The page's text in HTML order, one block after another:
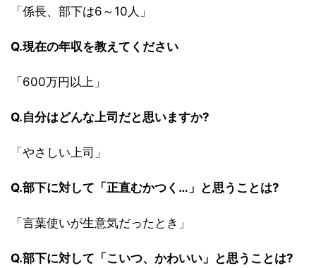
「係長、部下は6～10人」
Q.現在の年収を教えてください
「600万円以上」
Q.自分はどんな上司だと思いますか?
「やさしい上司」
Q.部下に対して「正直むかつく…」と思うことは?
「言葉使いが生意気だったとき」
Q.部下に対して「こいつ、かわいい」と思うことは?